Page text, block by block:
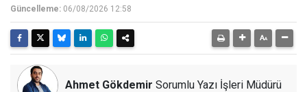
Güncelleme: 06/08/2026 12:58
Ahmet Gökdemir Sorumlu Yazı İşleri Müdürü